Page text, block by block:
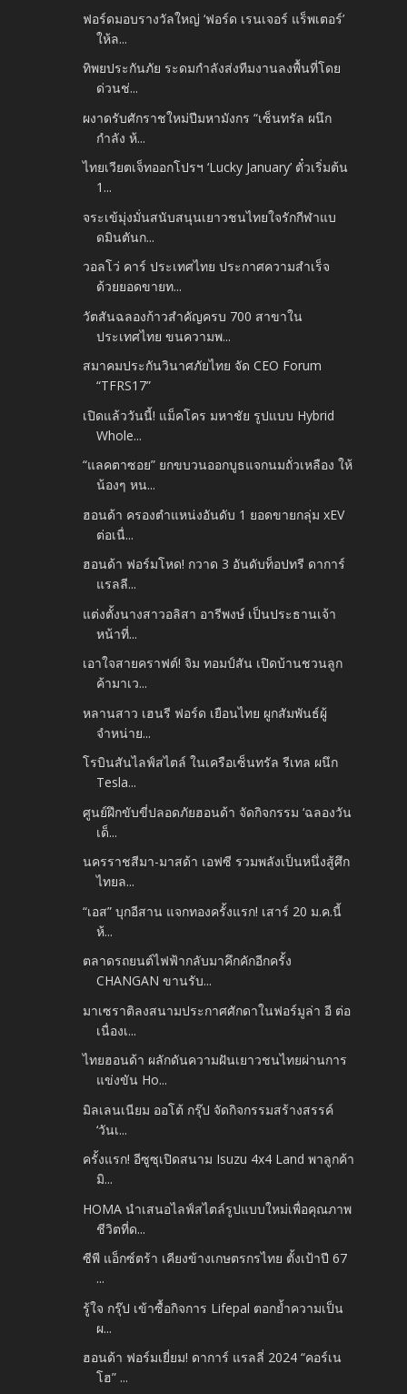
ฟอร์ดมอบรางวัลใหญ่ ‘ฟอร์ด เรนเจอร์ แร็พเตอร์’
ให้ล...
ทิพยประกันภัย ระดมกำลังส่งทีมงานลงพื้นที่โดย
ด่วนช่...
ผงาดรับศักราชใหม่ปีมหามังกร “เซ็นทรัล ผนึก
กำลัง ห้...
ไทยเวียตเจ็ทออกโปรฯ ‘Lucky January’ ตั๋วเริ่มต้น
1...
จระเข้มุ่งมั่นสนับสนุนเยาวชนไทยใจรักกีฬาแบ
ดมินตันก...
วอลโว่ คาร์ ประเทศไทย ประกาศความสำเร็จ
ด้วยยอดขายท...
วัตสันฉลองก้าวสำคัญครบ 700 สาขาใน
ประเทศไทย ขนความพ...
สมาคมประกันวินาศภัยไทย จัด CEO Forum
“TFRS17”
เปิดแล้ววันนี้! แม็คโคร มหาชัย รูปแบบ Hybrid
Whole...
“แลคตาซอย” ยกขบวนออกบูธแจกนมถั่วเหลือง ให้
น้องๆ หน...
ฮอนด้า ครองตำแหน่งอันดับ 1 ยอดขายกลุ่ม xEV
ต่อเนื่...
ฮอนด้า ฟอร์มโหด! กวาด 3 อันดับท็อปทรี ดาการ์
แรลลี...
แต่งตั้งนางสาวอลิสา อารีพงษ์ เป็นประธานเจ้า
หน้าที่...
เอาใจสายคราฟต์! จิม ทอมป์สัน เปิดบ้านชวนลูก
ค้ามาเว...
หลานสาว เฮนรี ฟอร์ด เยือนไทย ผูกสัมพันธ์ผู้
จำหน่าย...
โรบินสันไลฟ์สไตล์ ในเครือเซ็นทรัล รีเทล ผนึก
Tesla...
ศูนย์ฝึกขับขี่ปลอดภัยฮอนด้า จัดกิจกรรม ‘ฉลองวัน
เด็...
นครราชสีมา-มาสด้า เอฟซี รวมพลังเป็นหนึ่งสู้ศึก
ไทยล...
“เอส” บุกอีสาน แจกทองครั้งแรก! เสาร์ 20 ม.ค.นี้
ห้...
ตลาดรถยนต์ไฟฟ้ากลับมาคึกคักอีกครั้ง
CHANGAN ขานรับ...
มาเซราติลงสนามประกาศศักดาในฟอร์มูล่า อี ต่อ
เนื่องเ...
ไทยฮอนด้า ผลักดันความฝันเยาวชนไทยผ่านการ
แข่งขัน Ho...
มิลเลนเนียม ออโต้ กรุ๊ป จัดกิจกรรมสร้างสรรค์
‘วันเ...
ครั้งแรก! อีซูซุเปิดสนาม Isuzu 4x4 Land พาลูกค้า
มิ...
HOMA นำเสนอไลฟ์สไตล์รูปแบบใหม่เพื่อคุณภาพ
ชีวิตที่ด...
ซีพี แอ็กซ์ตร้า เคียงข้างเกษตรกรไทย ตั้งเป้าปี 67
...
รู้ใจ กรุ๊ป เข้าซื้อกิจการ Lifepal ตอกย้ำความเป็น
ผ...
ฮอนด้า ฟอร์มเยี่ยม! ดาการ์ แรลลี่ 2024 “คอร์เน
โฮ” ...